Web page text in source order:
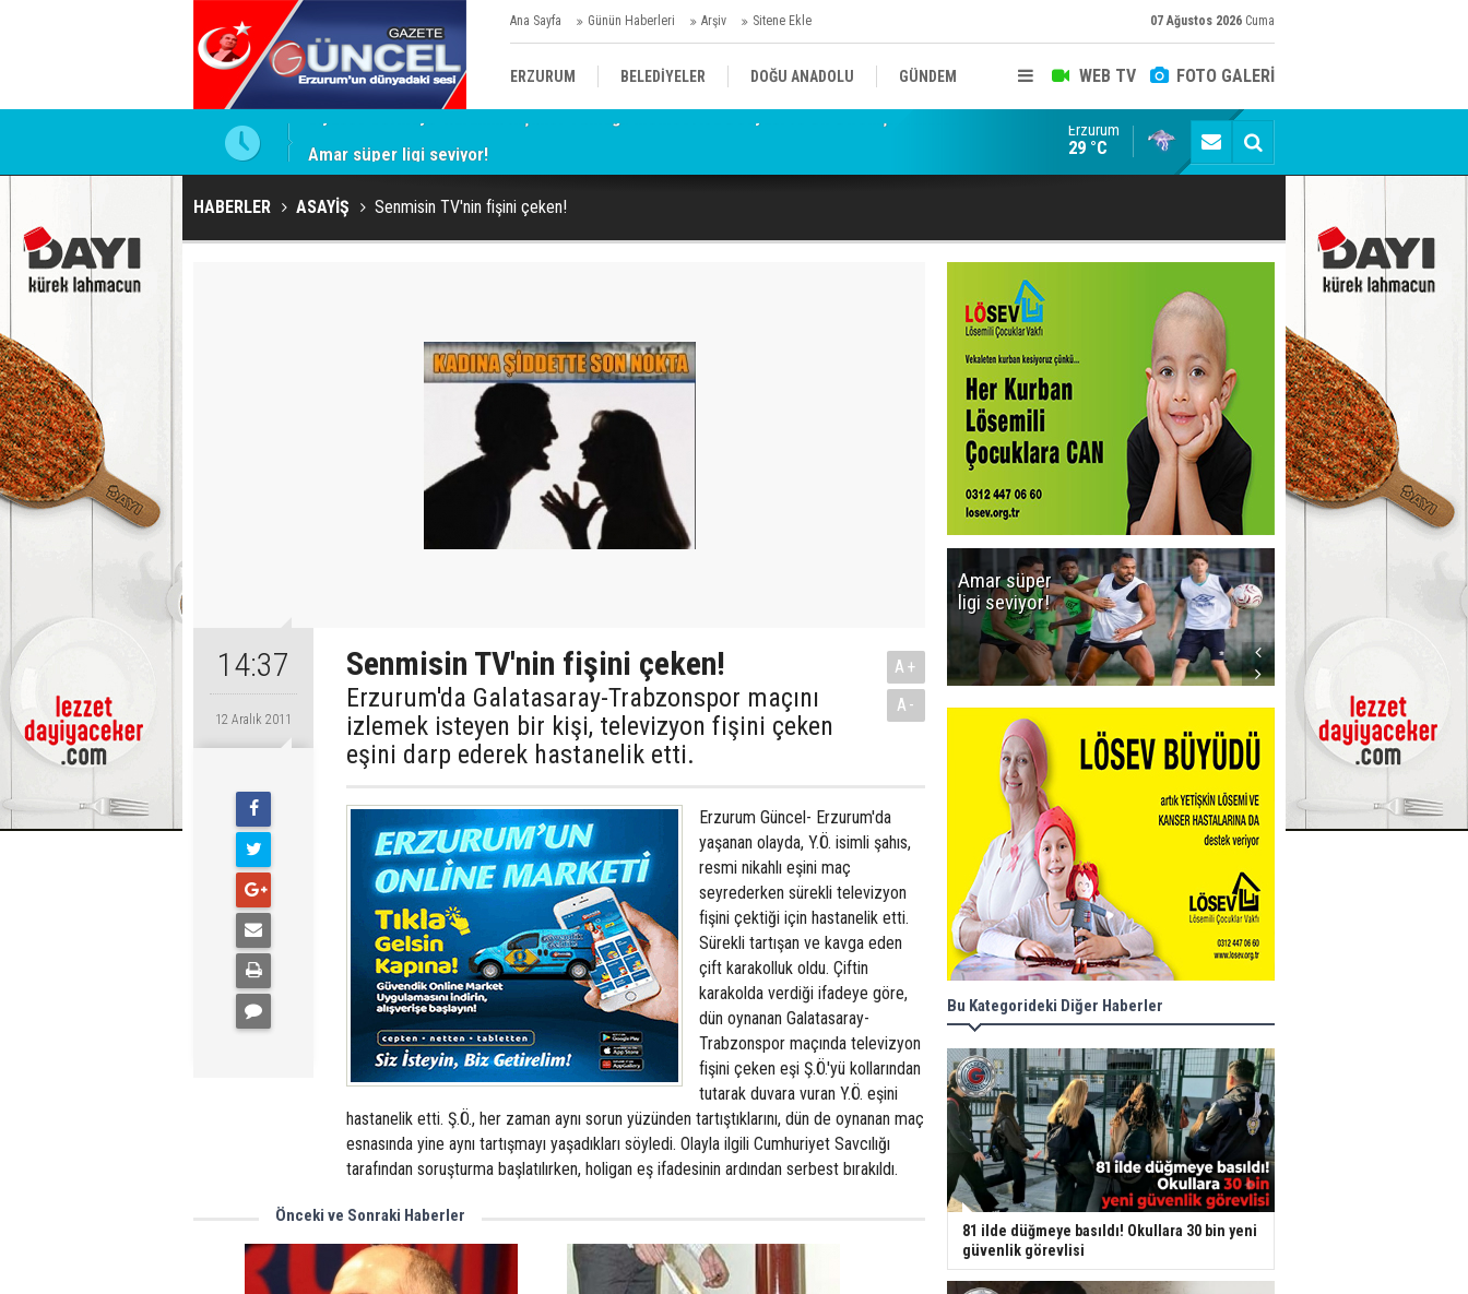
Ana Sayfa Günün Haberleri Arşiv Sitene Ekle 07 Ağustos 2026 Cuma
WEB TV FOTO GALERİ
ERZURUM BELEDİYELER DOĞU ANADOLU GÜNDEM
KÜLTÜR/SANAT//MAĞAZİN
Amar süper ligi seviyor! Erzurum Paşalar Caddesi'ndeki Valilik Konağı
Erzurum
29 °C
HABERLER ASAYİŞ Senmisin TV'nin fişini çeken!
14:37
12 Aralık 2011
Senmisin TV'nin fişini çeken!
Erzurum'da Galatasaray-Trabzonspor maçını
izlemek isteyen bir kişi, televizyon fişini çeken
eşini darp ederek hastanelik etti.
A+
A-
Erzurum Güncel- Erzurum'da
yaşanan olayda, Y.Ö. isimli şahıs,
resmi nikahlı eşini maç
seyrederken sürekli televizyon
fişini çektiği için hastanelik etti.
Sürekli tartışan ve kavga eden
çift karakolluk oldu. Çiftin
karakolda verdiği ifadeye göre,
dün oynanan Galatasaray-
Trabzonspor maçında televizyon
fişini çeken eşi Ş.Ö.'yü kollarından
tutarak duvara vuran Y.Ö. eşini
hastanelik etti. Ş.Ö., her zaman aynı sorun yüzünden tartıştıklarını, dün de oynanan maç
esnasında yine aynı tartışmayı yaşadıkları söyledi. Olayla ilgili Cumhuriyet Savcılığı
tarafından soruşturma başlatılırken, holigan eş ifadesinin ardından serbest bırakıldı.
Önceki ve Sonraki Haberler
Amar süper
ligi seviyor!
Bu Kategorideki Diğer Haberler
81 ilde düğmeye basıldı! Okullara 30 bin yeni
güvenlik görevlisi